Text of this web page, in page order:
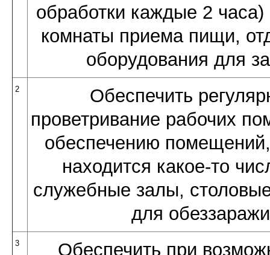
обработки каждые 2
комнаты приема пищи,
оборудования для
2
Обеспечить
проветривание рабочих
обеспечению
находится какое-то
служебные залы,
для
3 Обеспечить при